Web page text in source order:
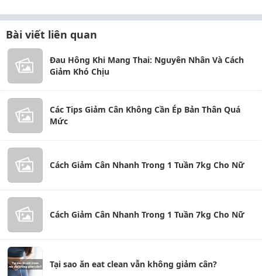
Bài viết liên quan
Đau Hông Khi Mang Thai: Nguyên Nhân Và Cách
Giảm Khó Chịu
Các Tips Giảm Cân Không Cần Ép Bản Thân Quá
Mức
Cách Giảm Cân Nhanh Trong 1 Tuần 7kg Cho Nữ
Cách Giảm Cân Nhanh Trong 1 Tuần 7kg Cho Nữ
Tại sao ăn eat clean vẫn không giảm cân?